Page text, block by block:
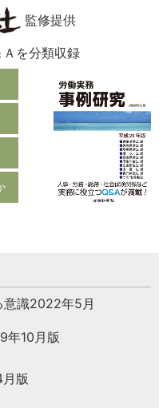
監修提供
を分類収録
意識2022年5月
年10月版
版